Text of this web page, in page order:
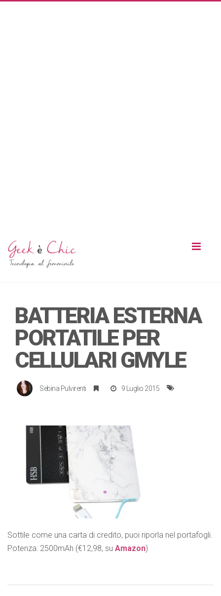
BATTERIA ESTERNA
PORTATILE PER
CELLULARI GMYLE
Sebina Pulvirenti 9 Luglio 2015
Sottile come una carta di credito, puoi riporla nel portafogli.
Potenza: 2500mAh (€12,98, su Amazon)